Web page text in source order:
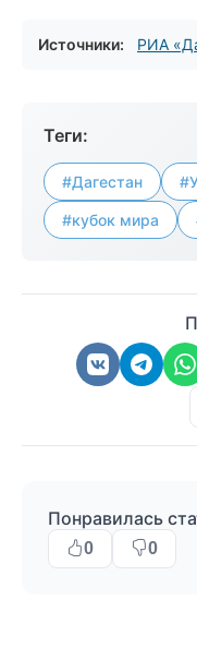
Источники: РИА
Теги:
#Дагестан
#кубок мира
Понравилась
0 0